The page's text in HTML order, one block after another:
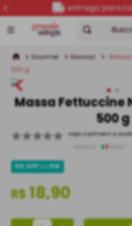
entrega para
Buscar
Gourmet Massas
Massa
500 g
Massa Fettuccine
500 g
seja o primeiro a
5% OFFnoPIX
R$18,90